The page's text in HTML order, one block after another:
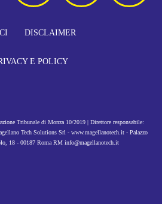
DISCLAIMER
E POLICY
Tribunale di Monza 10/2019 | Direttore responsabile:
Tech Solutions Srl - www.magellanotech.it - Palazzo
18 - 00187 Roma RM info@magellanotech.it